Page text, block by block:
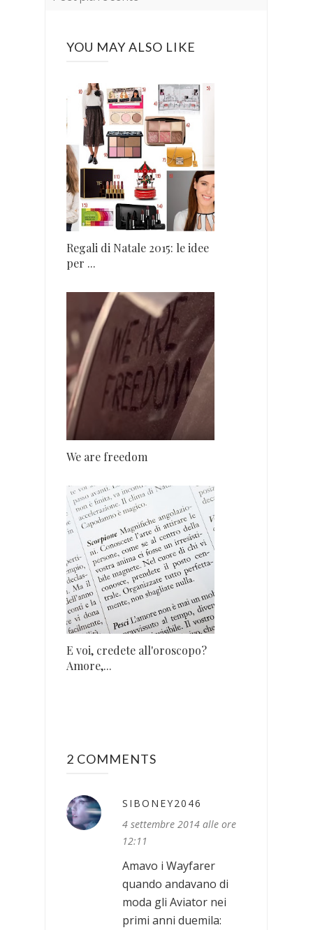
YOU MAY ALSO LIKE
Regali di Natale 2015: le idee
per ...
We are freedom
E voi, credete all'oroscopo?
Amore,...
2 COMMENTS
SIBONEY2046
4 settembre 2014 alle ore
12:11
Amavo i Wayfarer
quando andavano di
moda gli Aviator nei
primi anni duemila: